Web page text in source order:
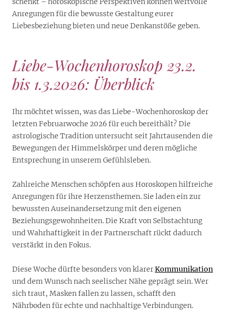
Anregungen für die bewusste Gestaltung eurer
Liebesbeziehung bieten und neue Denkanstöße geben.
Liebe-Wochenhoroskop 23.2.
bis 1.3.2026: Überblick
Ihr möchtet wissen, was das Liebe-Wochenhoroskop der
letzten Februarwoche 2026 für euch bereithält? Die
astrologische Tradition untersucht seit Jahrtausenden die
Bewegungen der Himmelskörper und deren mögliche
Entsprechung in unserem Gefühlsleben.
Zahlreiche Menschen schöpfen aus Horoskopen hilfreiche
Anregungen für ihre Herzensthemen. Sie laden ein zur
bewussten Auseinandersetzung mit den eigenen
Beziehungsgewohnheiten. Die Kraft von Selbstachtung
und Wahrhaftigkeit in der Partnerschaft rückt dadurch
verstärkt in den Fokus.
Diese Woche dürfte besonders von klarerKommunikation
und dem Wunsch nach seelischer Nähe geprägt sein. Wer
sich traut, Masken fallen zu lassen, schafft den
Nährboden für echte und nachhaltige Verbindungen.